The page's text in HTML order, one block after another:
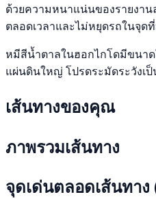
ด้วยความหนาแน่นของรายงาน
ตลอดเวลาและไม่หยุดรถในจุด
หมีสีน้ำตาลในฮอกไกโดมีขนา
แผ่นดินใหญ่ โปรดระมัดระวังเป็
เส้นทางของคุณ
ภาพรวมเส้นทาง
จุดเด่นตลอดเส้นทาง